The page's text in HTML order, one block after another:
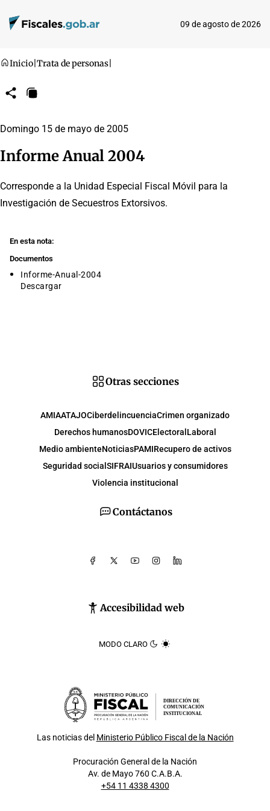
09 de agosto de 2026
Inicio Trata de personas
CompartirCopiar
Domingo 15 de mayo de 2005
Informe Anual 2004
Corresponde a la Unidad Especial Fiscal Móvil para la
Investigación de Secuestros Extorsivos.
En esta nota:
Documentos
Informe-Anual-2004
Descargar
Contáctanos
Accesibilidad web
MODO CLARO
Otras secciones
AMIAATAJOCiberdelincuenciaCrimen organizado
Derechos humanosDOVICElectoral Laboral
Medio ambienteNoticiasPAMIRecupero de activos
Seguridad social SIFRAIUsuarios y consumidores
Violencia institucional
DIRECCIÓN DE
COMUNICACIÓN
INSTITUCIONAL
Las noticias del Ministerio Público Fiscal de la Nación
Procuración General de la Nación
Av. de Mayo 760 C.A.B.A.
+54 11 4338 4300